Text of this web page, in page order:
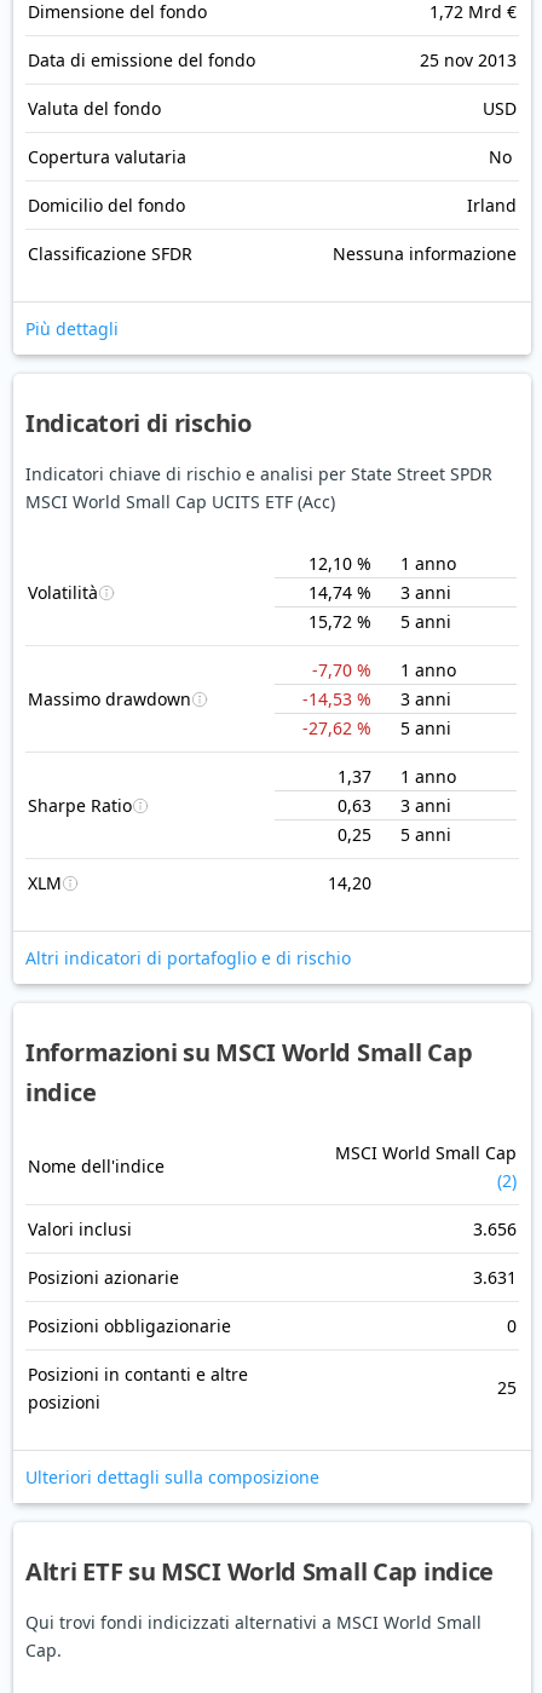
Dimensione del fondo 1,72 Mrd €
Data di emissione del fondo 25 nov 2013
Valuta del fondo USD
Copertura valutaria No
Domicilio del fondo Irland
Classificazione SFDR Nessuna informazione
Più dettagli
Indicatori di rischio
Indicatori chiave di rischio e analisi per State Street SPDR
MSCI World Small Cap UCITS ETF (Acc)
Volatilità
12,10 %
1 anno
14,74 %
3 anni
15,72 %
5 anni
Massimo drawdown
-7,70 %
1 anno
-14,53 %
3 anni
-27,62 %
5 anni
Sharpe Ratio
1,37
1 anno
0,63
3 anni
0,25
5 anni
XLM 14,20
Altri indicatori di portafoglio e di rischio
Informazioni su MSCI World Small Cap
indice
Nome dell'indice
MSCI World Small Cap
(2)
Valori inclusi 3.656
Posizioni azionarie 3.631
Posizioni obbligazionarie 0
Posizioni in contanti e altre
posizioni
25
Ulteriori dettagli sulla composizione
Altri ETF su MSCI World Small Cap indice
Qui trovi fondi indicizzati alternativi a MSCI World Small
Cap.